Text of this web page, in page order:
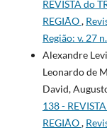
REVISTA do
REGIÃO,
Região: v. 27
Alexandre
Leonardo de
David,
138 -
REGIÃO,